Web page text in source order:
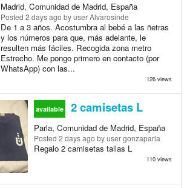
Madrid, Comunidad de Madrid, España
Posted 2 days ago by user Alvarosinde
De 1 a 3 años. Acostumbra al bebé a las ñetras
y los números para que, más adelante, le
resulten más fáciles. Recogida zona metro
Estrecho. Me pongo primero en contacto (por
WhatsApp) con las...
126 views
available 2 camisetas L
Parla, Comunidad de Madrid, España
Posted 2 days ago by user gonzaparla
Regalo 2 camisetas tallas L
110 views